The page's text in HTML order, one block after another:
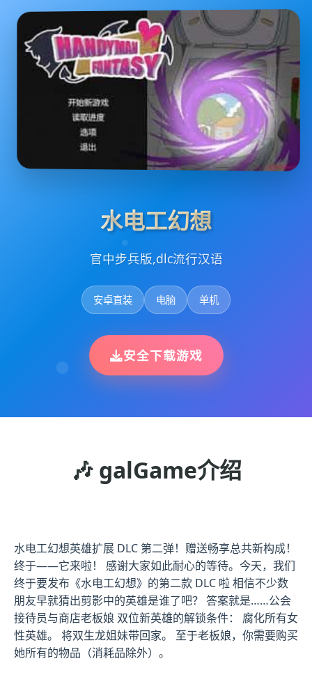
水电工幻想
官中步兵版,dlc流行汉语
安卓直装 电脑 单机
安全下载游戏
🎶 galGame介绍
水电工幻想英雄扩展 DLC 第二弹！赠送畅享总共新构成！
终于——它来啦！ 感谢大家如此耐心的等待。今天，我们
终于要发布《水电工幻想》的第二款 DLC 啦 相信不少数
朋友早就猜出剪影中的英雄是谁了吧？ 答案就是……公会
接待员与商店老板娘 双位新英雄的解锁条件： 腐化所有女
性英雄。 将双生龙姐妹带回家。 至于老板娘，你需要购买
她所有的物品（消耗品除外）。